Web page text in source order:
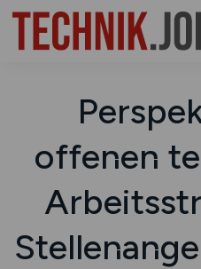
offenen